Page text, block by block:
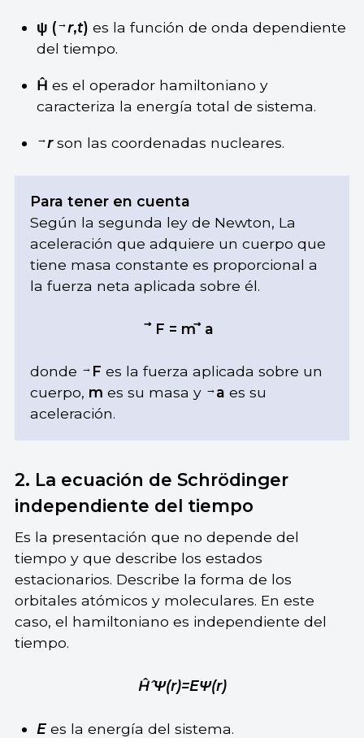
ψ (→r,t) es la función de onda dependiente
del tiempo.
Ĥ es el operador hamiltoniano y
caracteriza la energía total de sistema.
→rson las coordenadas nucleares.
Para tener en cuenta
Según la segunda ley de Newton, La
aceleración que adquiere un cuerpo que
tiene masa constante es proporcional a
la fuerza neta aplicada sobre él.
⃗ F = m ⃗ a
donde → F es la fuerza aplicada sobre un
cuerpo, m es su masa y →a es su
aceleración.
2. La ecuación de Schrödinger
independiente del tiempo
Es la presentación que no depende del
tiempo y que describe los estados
estacionarios. Describe la forma de los
orbitales atómicos y moleculares. En este
caso, el hamiltoniano es independiente del
tiempo.
Ĥ ̂Ψ(r)=EΨ(r)
Ees la energía del sistema.